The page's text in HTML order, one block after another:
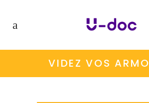
VIDEZ VOS